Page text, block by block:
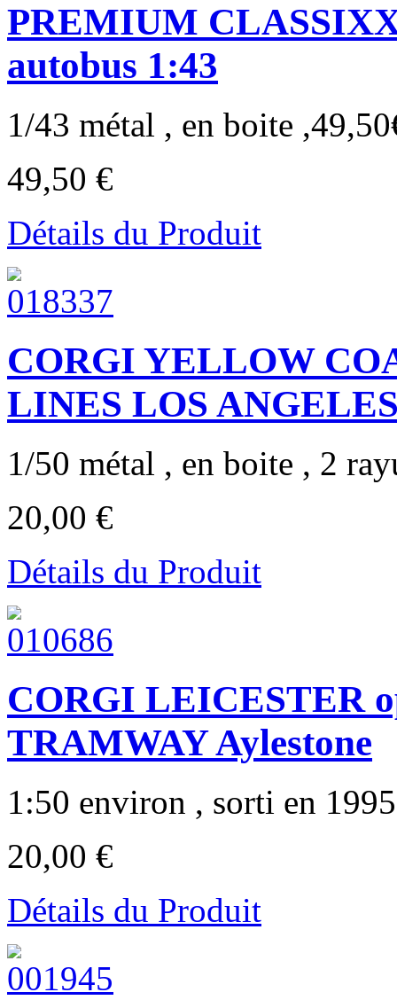
PREMIUM
autobus 1:43
1/43 métal , en boite
49,50 €
Détails du Produit
CORGI YELLOW
LINES LOS
1/50 métal , en boite , 2
20,00 €
Détails du Produit
CORGI LEICESTER
TRAMWAY Aylestone
1:50 environ , sorti en 1995
20,00 €
Détails du Produit